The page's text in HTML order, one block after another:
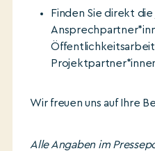
Finden Sie direkt
Wir freuen uns auf Ihre
Alle Angaben im